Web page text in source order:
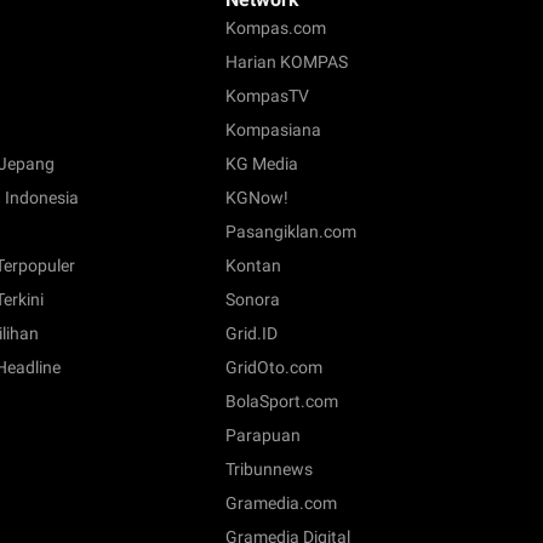
Indonesia
Kompas.com
Harian KOMPAS
KompasTV
Kompasiana
KG Media
KGNow!
Pasangiklan.com
Kontan
Sonora
Grid.ID
GridOto.com
BolaSport.com
Parapuan
Tribunnews
Gramedia.com
Gramedia Digital